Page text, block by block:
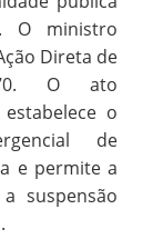
O ministro
Direta de
O ato
o
de
e permite a
suspensão